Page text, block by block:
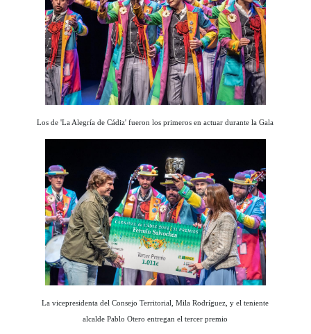
Los de 'La Alegría de Cádiz' fueron los primeros en actuar durante la Gala
La vicepresidenta del Consejo Territorial, Mila Rodríguez, y el teniente
alcalde Pablo Otero entregan el tercer premio